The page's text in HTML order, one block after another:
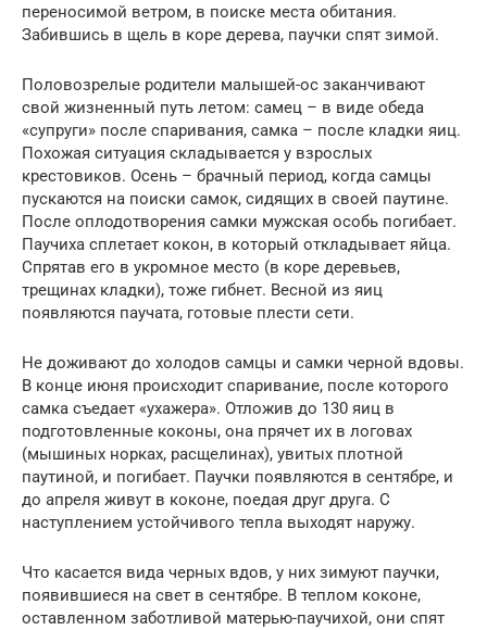
переносимой ветром, в поиске места обитания.
Забившись в щель в коре дерева, паучки спят зимой.
Половозрелые родители малышей-ос заканчивают
свой жизненный путь летом: самец – в виде обеда
«супруги» после спаривания, самка – после кладки яиц.
Похожая ситуация складывается у взрослых
крестовиков. Осень – брачный период, когда самцы
пускаются на поиски самок, сидящих в своей паутине.
После оплодотворения самки мужская особь погибает.
Паучиха сплетает кокон, в который откладывает яйца.
Спрятав его в укромное место (в коре деревьев,
трещинах кладки), тоже гибнет. Весной из яиц
появляются паучата, готовые плести сети.
Не доживают до холодов самцы и самки черной вдовы.
В конце июня происходит спаривание, после которого
самка съедает «ухажера». Отложив до 130 яиц в
подготовленные коконы, она прячет их в логовах
(мышиных норках, расщелинах), увитых плотной
паутиной, и погибает. Паучки появляются в сентябре, и
до апреля живут в коконе, поедая друг друга. С
наступлением устойчивого тепла выходят наружу.
Что касается вида черных вдов, у них зимуют паучки,
появившиеся на свет в сентябре. В теплом коконе,
оставленном заботливой матерью-паучихой, они спят